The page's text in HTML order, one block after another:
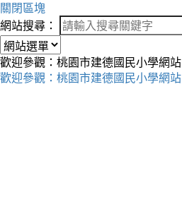
關閉區塊
網站搜尋：
歡迎參觀：桃園市建德國民小學網站
歡迎參觀：桃園市建德國民小學網站